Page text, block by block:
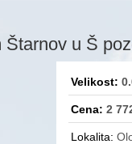
u Š
Velikost:
Cena: 2
Lokalita: